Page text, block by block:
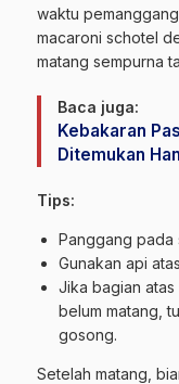
waktu
macaroni schotel
matang sempurna
Baca juga:
Kebakaran
Ditemukan
Tips:
Panggang pada
Gunakan api
Jika bagian atas
belum matang,
gosong.
Setelah matang,